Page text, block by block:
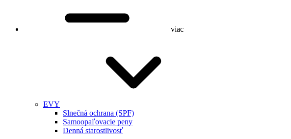
viac
EVY
Slnečná ochrana (SPF)
Samoopaľovacie peny
Denná starostlivosť